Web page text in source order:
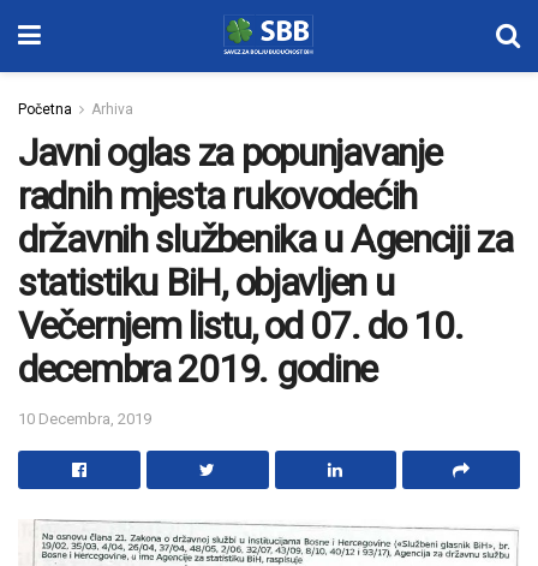
Početna Arhiva
Javni oglas za popunjavanje
radnih mjesta rukovodećih
državnih službenika u Agenciji za
statistiku BiH, objavljen u
Večernjem listu, od 07. do 10.
decembra 2019. godine
10 Decembra, 2019